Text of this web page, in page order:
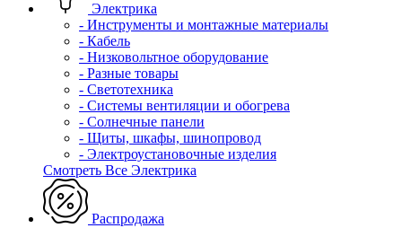
Электрика
- Инструменты и монтажные материалы
- Кабель
- Низковольтное оборудование
- Разные товары
- Светотехника
- Системы вентиляции и обогрева
- Солнечные панели
- Щиты, шкафы, шинопровод
- Электроустановочные изделия
Смотреть Все Электрика
Распродажа